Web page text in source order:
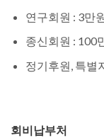
연구회원 : 3만
종신회원 : 100
정기후원, 특별
회비납부처